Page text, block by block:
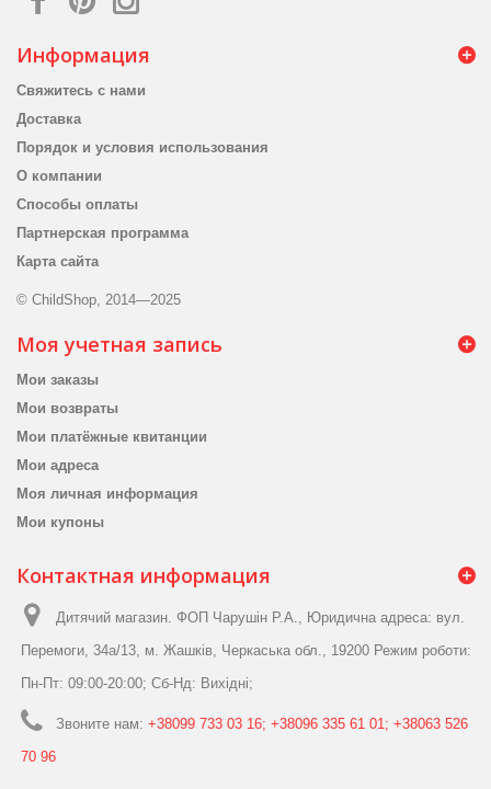
Информация
Свяжитесь с нами
Доставка
Порядок и условия использования
О компании
Способы оплаты
Партнерская программа
Карта сайта
© ChildShop, 2014—2025
Моя учетная запись
Мои заказы
Мои возвраты
Мои платёжные квитанции
Мои адреса
Моя личная информация
Мои купоны
Контактная информация
Дитячий магазин. ФОП Чарушін Р.А., Юридична адреса: вул.
Перемоги, 34а/13, м. Жашків, Черкаська обл., 19200 Режим роботи:
Пн-Пт: 09:00-20:00; Сб-Нд: Вихідні;
Звоните нам: +38099 733 03 16; +38096 335 61 01; +38063 526
70 96